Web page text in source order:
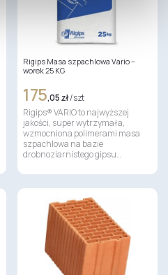
Rigips Masa szpachlowa Vario –
worek 25 KG
175,05 zł/ szt
Rigips® VARIO to najwyższej
jakości, super wytrzymała,
wzmocniona polimerami masa
szpachlowa na bazie
drobnoziarnistego gipsu…